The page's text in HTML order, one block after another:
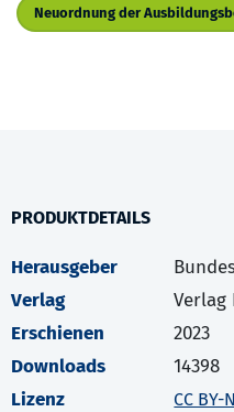
Neuordnung der
PRODUKTDETAILS
Herausgeber
Verlag
Verlag
Erschienen
2023
Downloads
14398
Lizenz
CC BY-